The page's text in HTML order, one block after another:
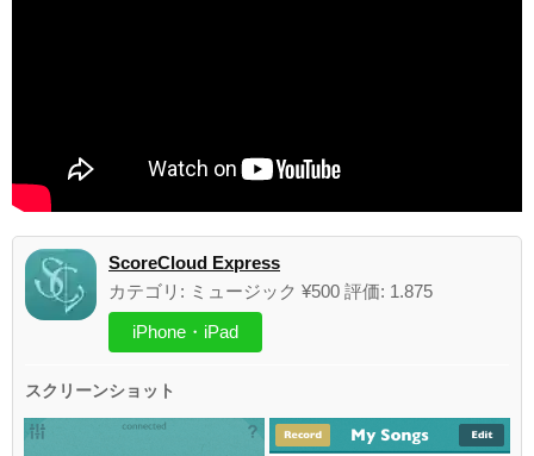
ScoreCloud Express
カテゴリ: ミュージック ¥500 評価: 1.875
iPhone・iPad
スクリーンショット